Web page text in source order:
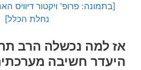
[בתמונה: פרופ' ויקטור דיוויס
נחלת הכלל]
אז למה נכשלה הרב
היעדר חשיבה